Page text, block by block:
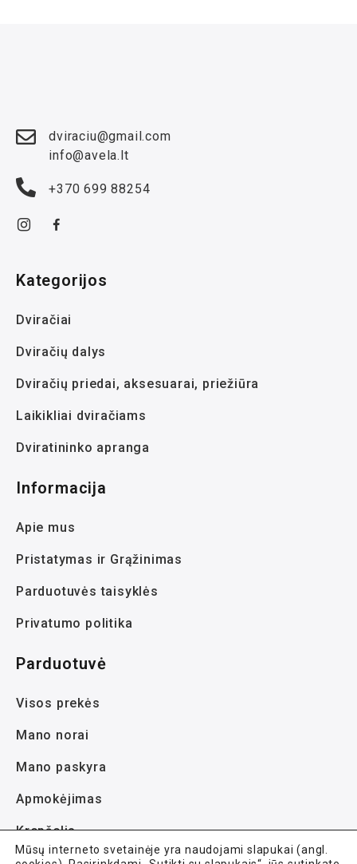
dviraciu@gmail.com
info@avela.lt
+370 699 88254
Kategorijos
Dviračiai
Dviračių dalys
Dviračių priedai, aksesuarai, priežiūra
Laikikliai dviračiams
Dviratininko apranga
Informacija
Apie mus
Pristatymas ir Grąžinimas
Parduotuvės taisyklės
Privatumo politika
Parduotuvė
Visos prekės
Mano norai
Mano paskyra
Apmokėjimas
Krepšelis
Mūsų interneto svetainėje yra naudojami slapukai (angl.